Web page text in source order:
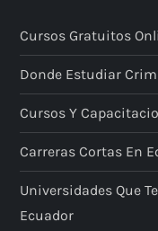
Cursos Gratuitos
Donde Estudiar
Cursos Y
Carreras Cortas En
Universidades Que
Ecuador